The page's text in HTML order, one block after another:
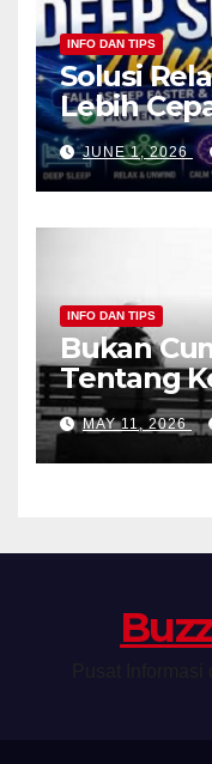
INFO DAN TIPS
Solusi
Lebih
JUNE 1, 2026
INFO DAN TIPS
Bukan
Tentang
MAY 11, 2026